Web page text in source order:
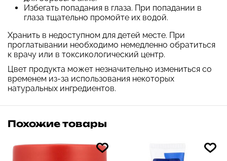
Избегать попадания в глаза. При попадании в
глаза тщательно промойте их водой.
Хранить в недоступном для детей месте. При
проглатывании необходимо немедленно обратиться
к врачу или в токсикологический центр.
Цвет продукта может незначительно измениться со
временем из-за использования некоторых
натуральных ингредиентов.
Похожие товары